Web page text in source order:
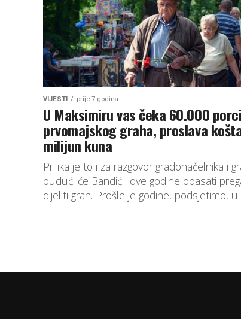
VIJESTI prije 7 godina
U Maksimiru vas čeka 60.000
prvomajskog graha, proslava
milijun kuna
Prilika je to i za razgovor gradonačelnika i
budući će Bandić i ove godine opasati
dijeliti grah. Prošle je godine, podsjetimo, u
Maksimiru...